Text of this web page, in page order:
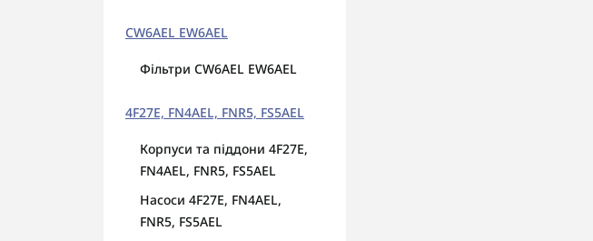
CW6AEL EW6AEL
Фільтри CW6AEL EW6AEL
4F27E, FN4AEL, FNR5, FS5AEL
Корпуси та піддони 4F27E,
FN4AEL, FNR5, FS5AEL
Насоси 4F27E, FN4AEL,
FNR5, FS5AEL